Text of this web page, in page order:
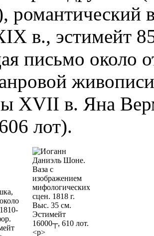
романтический
в., эстимейт
письмо около
XVII в. Яна
лот).